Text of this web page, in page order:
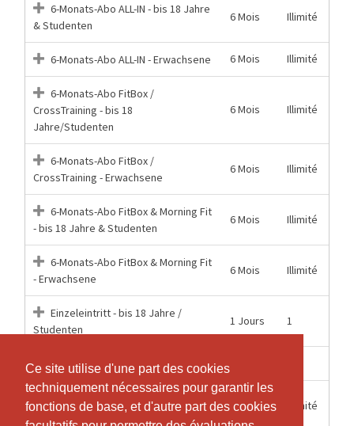
Ce site utilise d'une part des cookies
techniquement nécessaires pour garantir les
fonctions de base, et d'autre part des cookies
Ce site utilise d'une part des cookies
techniquement nécessaires pour garantir les
fonctions de base, et d'autre part des cookies
6-Monats-Abo ALL-IN - bis 18 Jahre
& Studenten
6 Mois Illimité
6-Monats-Abo ALL-IN - Erwachsene 6 Mois Illimité
6-Monats-Abo FitBox /
CrossTraining - bis 18
Jahre/Studenten
6 Mois Illimité
6-Monats-Abo FitBox /
CrossTraining - Erwachsene
6 Mois Illimité
6-Monats-Abo FitBox & Morning Fit
- bis 18 Jahre & Studenten
6 Mois Illimité
6-Monats-Abo FitBox & Morning Fit
- Erwachsene
6 Mois Illimité
Einzeleintritt - bis 18 Jahre /
Studenten
1 Jours 1
Einzeleintritt Erwachsene
Monatsabo - bis 18
Jahre/Studenten
1 Mois Illimité